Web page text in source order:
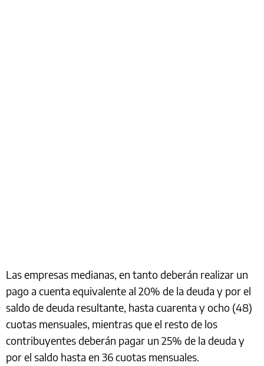
Las empresas medianas, en tanto deberán realizar un
pago a cuenta equivalente al 20% de la deuda y por el
saldo de deuda resultante, hasta cuarenta y ocho (48)
cuotas mensuales, mientras que el resto de los
contribuyentes deberán pagar un 25% de la deuda y
por el saldo hasta en 36 cuotas mensuales.